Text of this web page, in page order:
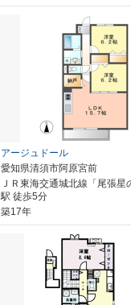
アージュドール
愛知県清須市阿原宮前
ＪＲ東海交通城北線「尾張星
駅 徒歩5分
築17年